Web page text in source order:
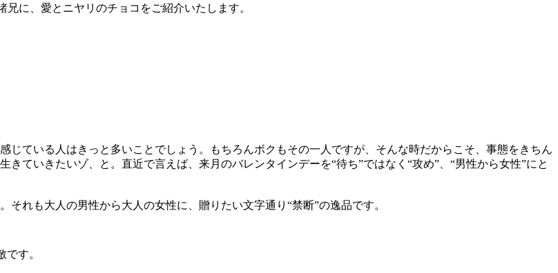
に、愛とニヤリのチョコをご紹介いたします。
ている人はきっと多いことでしょう。もちろんボクもその一人ですが、そんな時だからこそ、事態をきちん
ていきたいゾ、と。直近で言えば、来月のバレンタインデーを“待ち”ではなく“攻め”、“男性から女性”にと
れも大人の男性から大人の女性に、贈りたい文字通り“禁断”の逸品です。
す。